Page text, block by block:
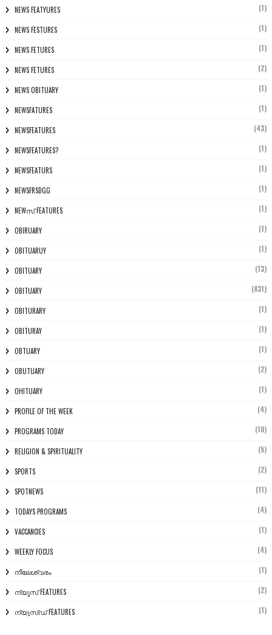
NEWS FEATYURES (1)
NEWS FESTURES (1)
NEWS FETURES (1)
NEWS FETURES (2)
NEWS OBITUARY (1)
NEWSFATURES (1)
NEWSFEATURES (43)
NEWSFEATURES? (1)
NEWSFEATURS (1)
NEWSFRSDGG (1)
NEWസ് FEATURES (1)
OBIRUARY (1)
OBITUARUY (1)
OBITUARY (13)
OBITUARY (831)
OBITURARY (1)
OBITURAY (1)
OBTUARY (1)
OBUTUARY (2)
OHITUARY (1)
PROFILE OF THE WEEK (4)
PROGRAMS TODAY (10)
RELIGION & SPIRITUALITY (5)
SPORTS (2)
SPOTNEWS (11)
TODAYS PROGRAMS (4)
VACCANCIES (1)
WEEKLY FOCUS (4)
നീലേശ്വരം (1)
ന്യൂസ് FEATURES (2)
ന്യൂസ്ഡ് FEATURES (1)